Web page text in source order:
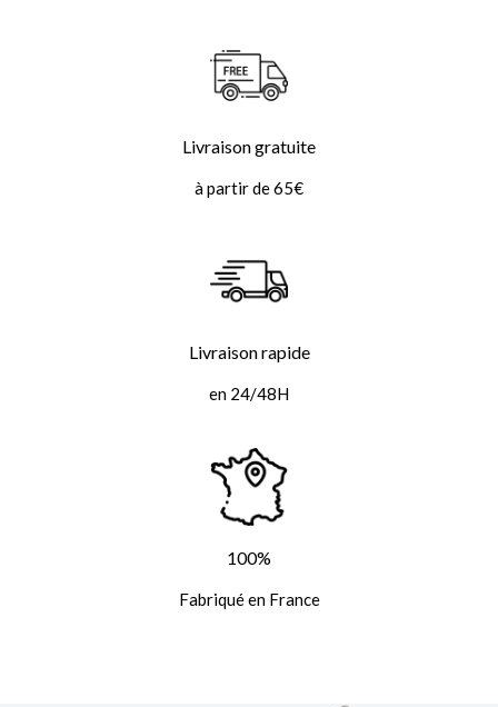
Livraison gratuite
à partir de 65€
Livraison rapide
en 24/48H
100%
Fabriqué en France